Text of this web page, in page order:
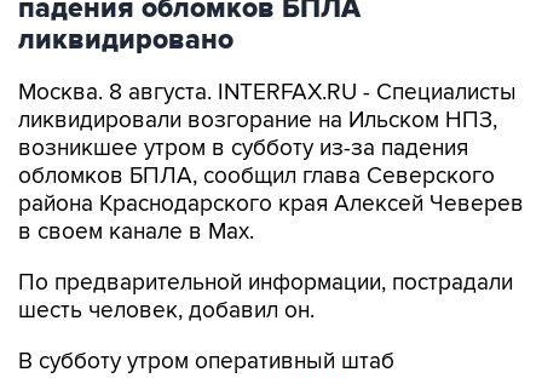
падения обломков БПЛА
ликвидировано
Москва. 8 августа. INTERFAX.RU - Специалисты
ликвидировали возгорание на Ильском НПЗ,
возникшее утром в субботу из-за падения
обломков БПЛА, сообщил глава Северского
района Краснодарского края Алексей Чеверев
в своем канале в Max.
По предварительной информации, пострадали
шесть человек, добавил он.
В субботу утром оперативный штаб